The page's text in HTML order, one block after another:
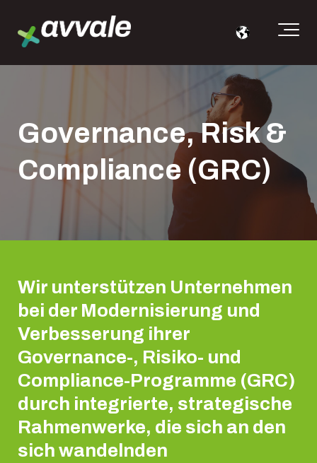
Governance, Risk &
Compliance (GRC)
Wir unterstützen Unternehmen
bei der Modernisierung und
Verbesserung ihrer
Governance-, Risiko- und
Compliance-Programme (GRC)
durch integrierte, strategische
Rahmenwerke, die sich an den
sich wandelnden